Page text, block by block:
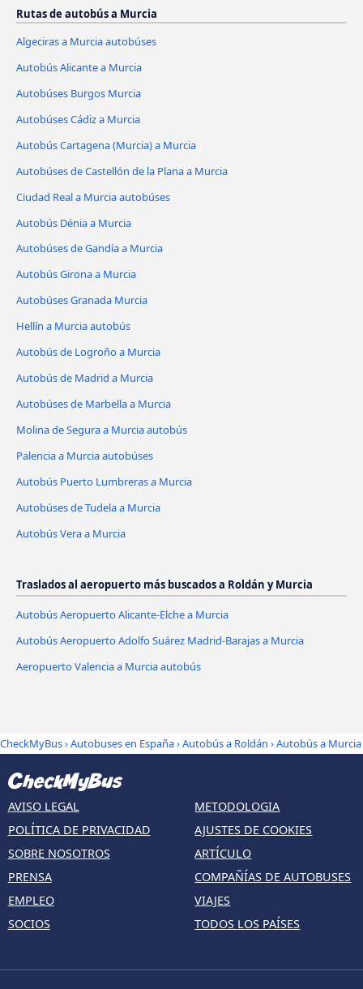
Rutas de autobús a Murcia
Algeciras a Murcia autobúses
Autobús Alicante a Murcia
Autobúses Burgos Murcia
Autobúses Cádiz a Murcia
Autobús Cartagena (Murcia) a Murcia
Autobúses de Castellón de la Plana a Murcia
Ciudad Real a Murcia autobúses
Autobús Dénia a Murcia
Autobúses de Gandía a Murcia
Autobús Girona a Murcia
Autobúses Granada Murcia
Hellín a Murcia autobús
Autobús de Logroño a Murcia
Autobús de Madrid a Murcia
Autobúses de Marbella a Murcia
Molina de Segura a Murcia autobús
Palencia a Murcia autobúses
Autobús Puerto Lumbreras a Murcia
Autobúses de Tudela a Murcia
Autobús Vera a Murcia
Traslados al aeropuerto más buscados a Roldán y Murcia
Autobús Aeropuerto Alicante-Elche a Murcia
Autobús Aeropuerto Adolfo Suárez Madrid-Barajas a Murcia
Aeropuerto Valencia a Murcia autobús
CheckMyBus›Autobuses en España›Autobús a Roldán ›Autobús a Murcia
AVISO LEGAL
POLÍTICA DE PRIVACIDAD
SOBRE NOSOTROS
PRENSA
EMPLEO
SOCIOS
METODOLOGIA
AJUSTES DE COOKIES
ARTÍCULO
COMPAÑÍAS DE AUTOBUSES
VIAJES
TODOS LOS PAÍSES